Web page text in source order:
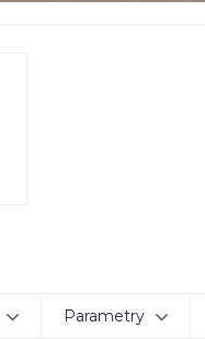
Parametry